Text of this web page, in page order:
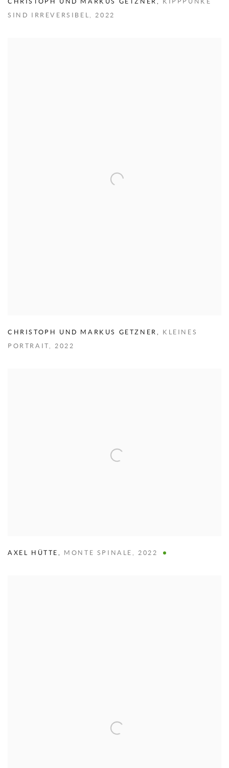
CHRISTOPH UND MARKUS GETZNER , KIPPPUNKE
SIND IRREVERSIBEL,2022
CHRISTOPH UND MARKUS GETZNER , KLEINES
PORTRAIT,2022
AXEL HÜTTE , MONTE SPINALE,2022